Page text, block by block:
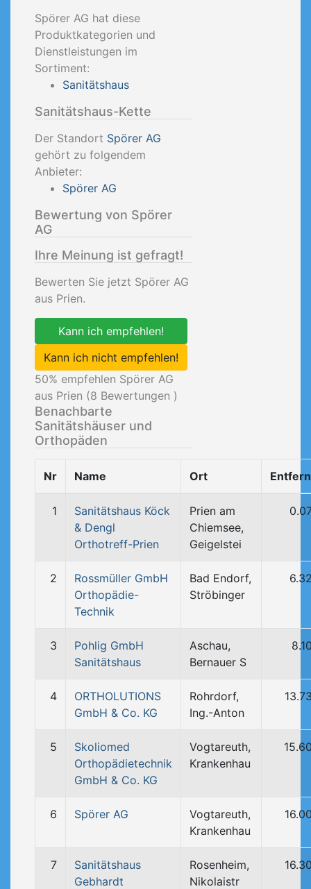
Spörer AG hat diese
Produktkategorien und
Dienstleistungen im
Sortiment:
Sanitätshaus
Sanitätshaus-Kette
Der Standort Spörer AG
gehört zu folgendem
Anbieter:
Spörer AG
Bewertung von Spörer
AG
Ihre Meinung ist gefragt!
Bewerten Sie jetzt Spörer AG
aus Prien.
Kann ich empfehlen!
Kann ich nicht empfehlen!
50% empfehlen Spörer AG
aus Prien (8 Bewertungen )
Benachbarte
Sanitätshäuser und
Orthopäden
Nr Name Ort
1
Sanitätshaus Köck
& Dengl
Orthotreff-Prien
Prien am
Chiemsee,
Geigelstei
2
Rossmüller GmbH
Orthopädie-
Technik
Bad Endorf,
Ströbinger
3
Pohlig GmbH
Sanitätshaus
Aschau,
Bernauer S
4
ORTHOLUTIONS
GmbH & Co. KG
Rohrdorf,
Ing.-Anton
5
Skoliomed
Orthopädietechnik
GmbH & Co. KG
Vogtareuth,
Krankenhau
6 Spörer AG
Vogtareuth,
Krankenhau
7
Sanitätshaus
Gebhardt
Rosenheim,
Nikolaistr